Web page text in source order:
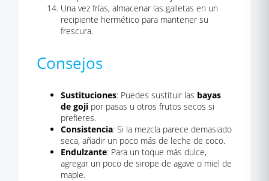
Una vez frías, almacenar las galletas en un
recipiente hermético para mantener su
frescura.
Consejos
Sustituciones: Puedes sustituir las bayas
de goji por pasas u otros frutos secos si
prefieres.
Consistencia: Si la mezcla parece demasiado
seca, añadir un poco más de leche de coco.
Endulzante: Para un toque más dulce,
agregar un poco de sirope de agave o miel de
maple.